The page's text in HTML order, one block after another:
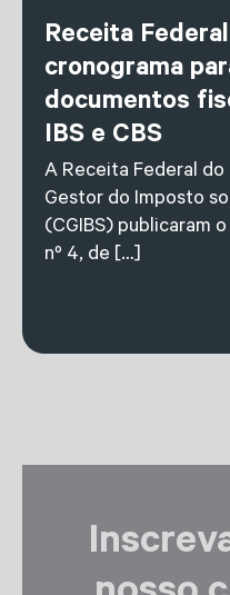
Receita
cronograma
documentos
IBS e CBS
A Receita Federal do
Gestor do Imposto
(CGIBS) publicaram
nº 4, de […]